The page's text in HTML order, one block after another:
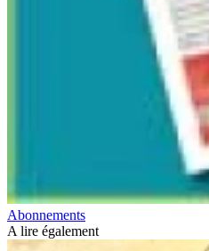
Abonnements
A lire également